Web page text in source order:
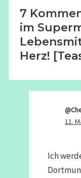
7
im
Herz!
11.
Ich